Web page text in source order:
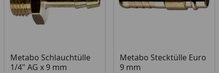
Metabo Schlauchtülle
1/4" AG x 9 mm
Metabo Stecktülle Euro
9 mm